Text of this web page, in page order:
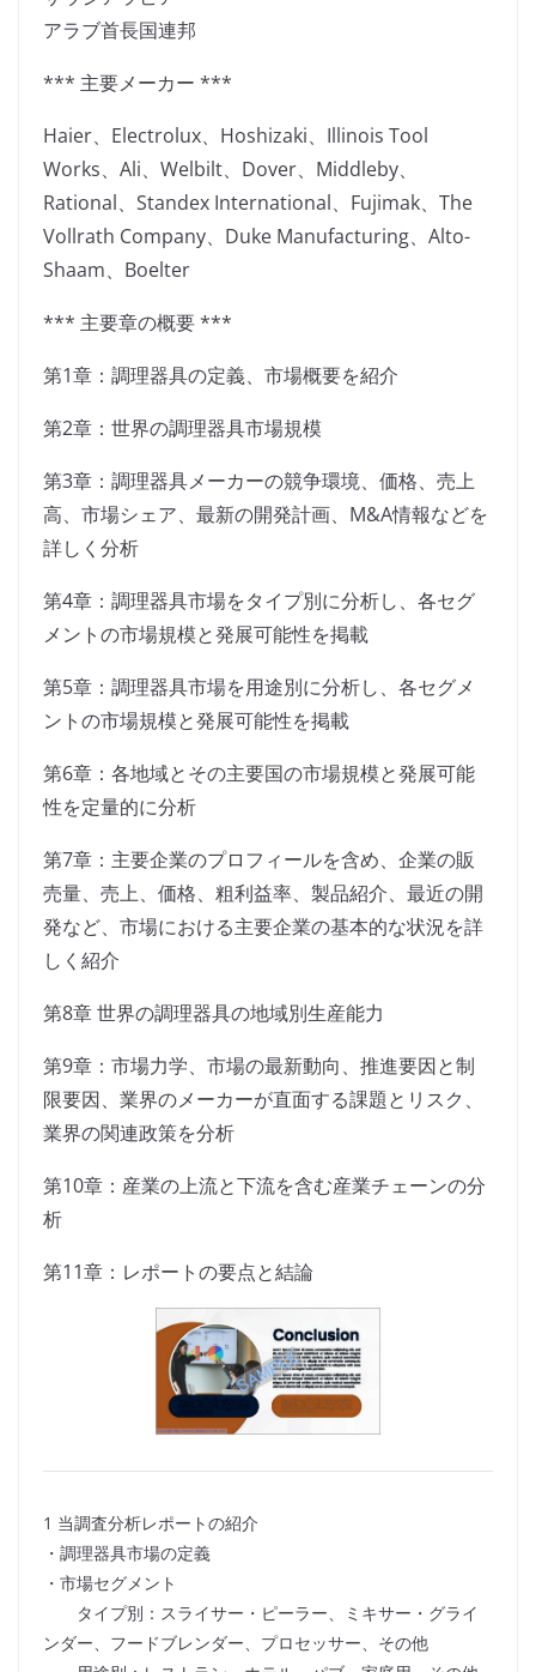
アラブ首長国連邦
*** 主要メーカー ***
Haier、Electrolux、Hoshizaki、Illinois Tool
Works、Ali、Welbilt、Dover、Middleby、
Rational、Standex International、Fujimak、The
Vollrath Company、Duke Manufacturing、Alto-
Shaam、Boelter
*** 主要章の概要 ***
第1章：調理器具の定義、市場概要を紹介
第2章：世界の調理器具市場規模
第3章：調理器具メーカーの競争環境、価格、売上
高、市場シェア、最新の開発計画、M&A情報などを
詳しく分析
第4章：調理器具市場をタイプ別に分析し、各セグ
メントの市場規模と発展可能性を掲載
第5章：調理器具市場を用途別に分析し、各セグメ
ントの市場規模と発展可能性を掲載
第6章：各地域とその主要国の市場規模と発展可能
性を定量的に分析
第7章：主要企業のプロフィールを含め、企業の販
売量、売上、価格、粗利益率、製品紹介、最近の開
発など、市場における主要企業の基本的な状況を詳
しく紹介
第8章 世界の調理器具の地域別生産能力
第9章：市場力学、市場の最新動向、推進要因と制
限要因、業界のメーカーが直面する課題とリスク、
業界の関連政策を分析
第10章：産業の上流と下流を含む産業チェーンの分
析
第11章：レポートの要点と結論
1 当調査分析レポートの紹介
・調理器具市場の定義
・市場セグメント
タイプ別：スライサー・ピーラー、ミキサー・グライ
ンダー、フードブレンダー、プロセッサー、その他